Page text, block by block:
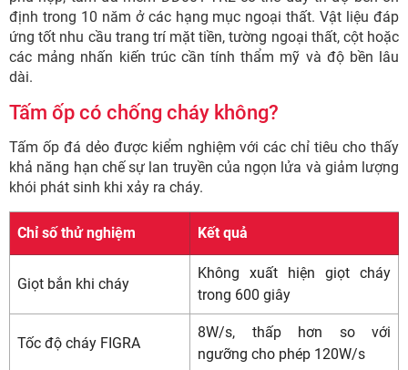
định trong 10 năm ở các hạng mục ngoại thất. Vật liệu đáp
ứng tốt nhu cầu trang trí mặt tiền, tường ngoại thất, cột hoặc
các mảng nhấn kiến trúc cần tính thẩm mỹ và độ bền lâu
dài.
Tấm ốp có chống cháy không?
Tấm ốp đá dẻo được kiểm nghiệm với các chỉ tiêu cho thấy
khả năng hạn chế sự lan truyền của ngọn lửa và giảm lượng
khói phát sinh khi xảy ra cháy.
Chỉ số thử nghiệm Kết quả
Giọt bắn khi cháy
Không xuất hiện giọt cháy
trong 600 giây
Tốc độ cháy FIGRA
8W/s, thấp hơn so với
ngưỡng cho phép 120W/s